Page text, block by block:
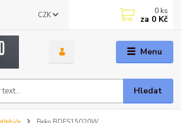
Menu
CZK
Hledat
0 ks
za 0 Kč